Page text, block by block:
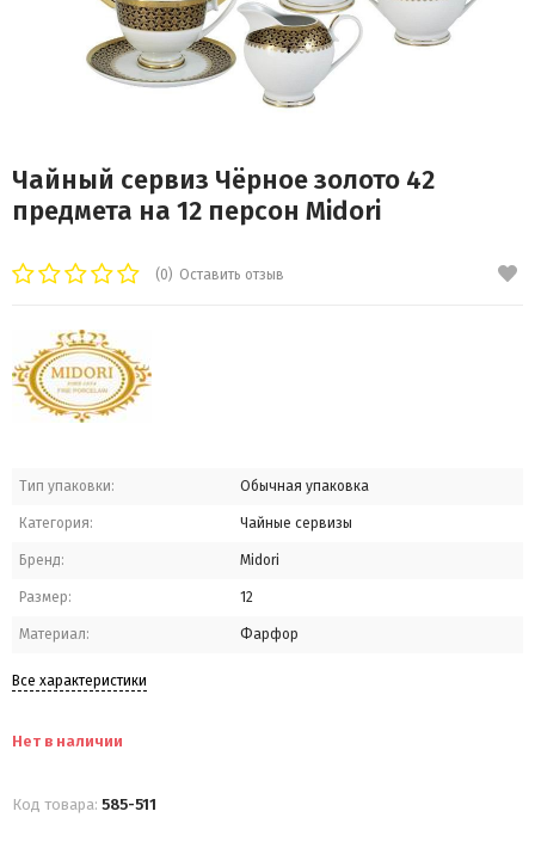
Чайный сервиз Чёрное золото 42
предмета на 12 персон Midori
(0) Оставить отзыв
Тип упаковки: Обычная упаковка
Категория: Чайные сервизы
Бренд: Midori
Размер: 12
Материал: Фарфор
Все характеристики
Нет в наличии
Код товара: 585-511